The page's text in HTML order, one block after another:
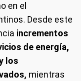
en el
Desde este
incrementos
de energía,
los
mientras